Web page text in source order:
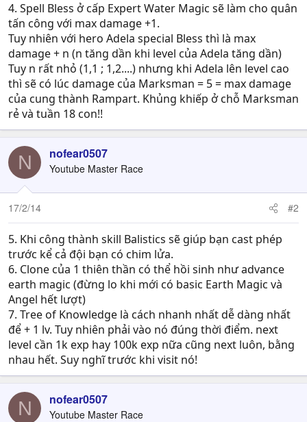
4. Spell Bless ở cấp Expert Water Magic sẽ làm cho quân
tấn công với max damage +1.
Tuy nhiên với hero Adela special Bless thì là max
damage + n (n tăng dần khi level của Adela tăng dần)
Tuy n rất nhỏ (1,1 ; 1,2....) nhưng khi Adela lên level cao
thì sẽ có lúc damage của Marksman = 5 = max damage
của cung thành Rampart. Khủng khiếp ở chỗ Marksman
rẻ và tuần 18 con!!
N nofear0507
Youtube Master Race
17/2/14 #2
5. Khi công thành skill Balistics sẽ giúp bạn cast phép
trước kể cả đội bạn có chim lửa.
6. Clone của 1 thiên thần có thể hồi sinh như advance
earth magic (đừng lo khi mới có basic Earth Magic và
Angel hết lượt)
7. Tree of Knowledge là cách nhanh nhất dễ dàng nhất
để + 1 lv. Tuy nhiên phải vào nó đúng thời điểm. next
level cần 1k exp hay 100k exp nữa cũng next luôn, bằng
nhau hết. Suy nghĩ trước khi visit nó!
N nofear0507
Youtube Master Race